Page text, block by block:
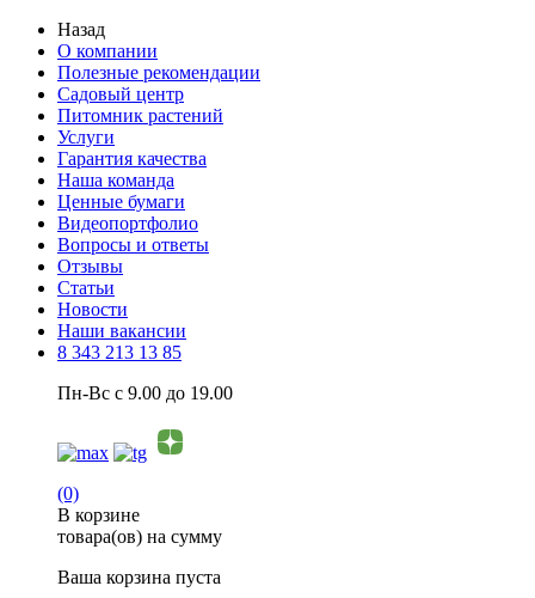
Назад
О компании
Полезные рекомендации
Садовый центр
Питомник растений
Услуги
Гарантия качества
Наша команда
Ценные бумаги
Видеопортфолио
Вопросы и ответы
Отзывы
Статьи
Новости
Наши вакансии
8 343 213 13 85
Пн-Вс с 9.00 до 19.00
(0)
В корзине
товара(ов) на сумму
Ваша корзина пуста